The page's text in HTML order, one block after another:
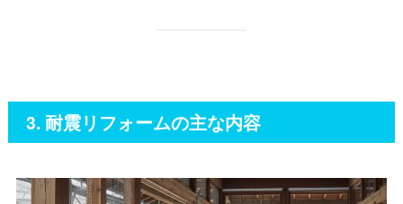
3. 耐震リフォームの主な内容